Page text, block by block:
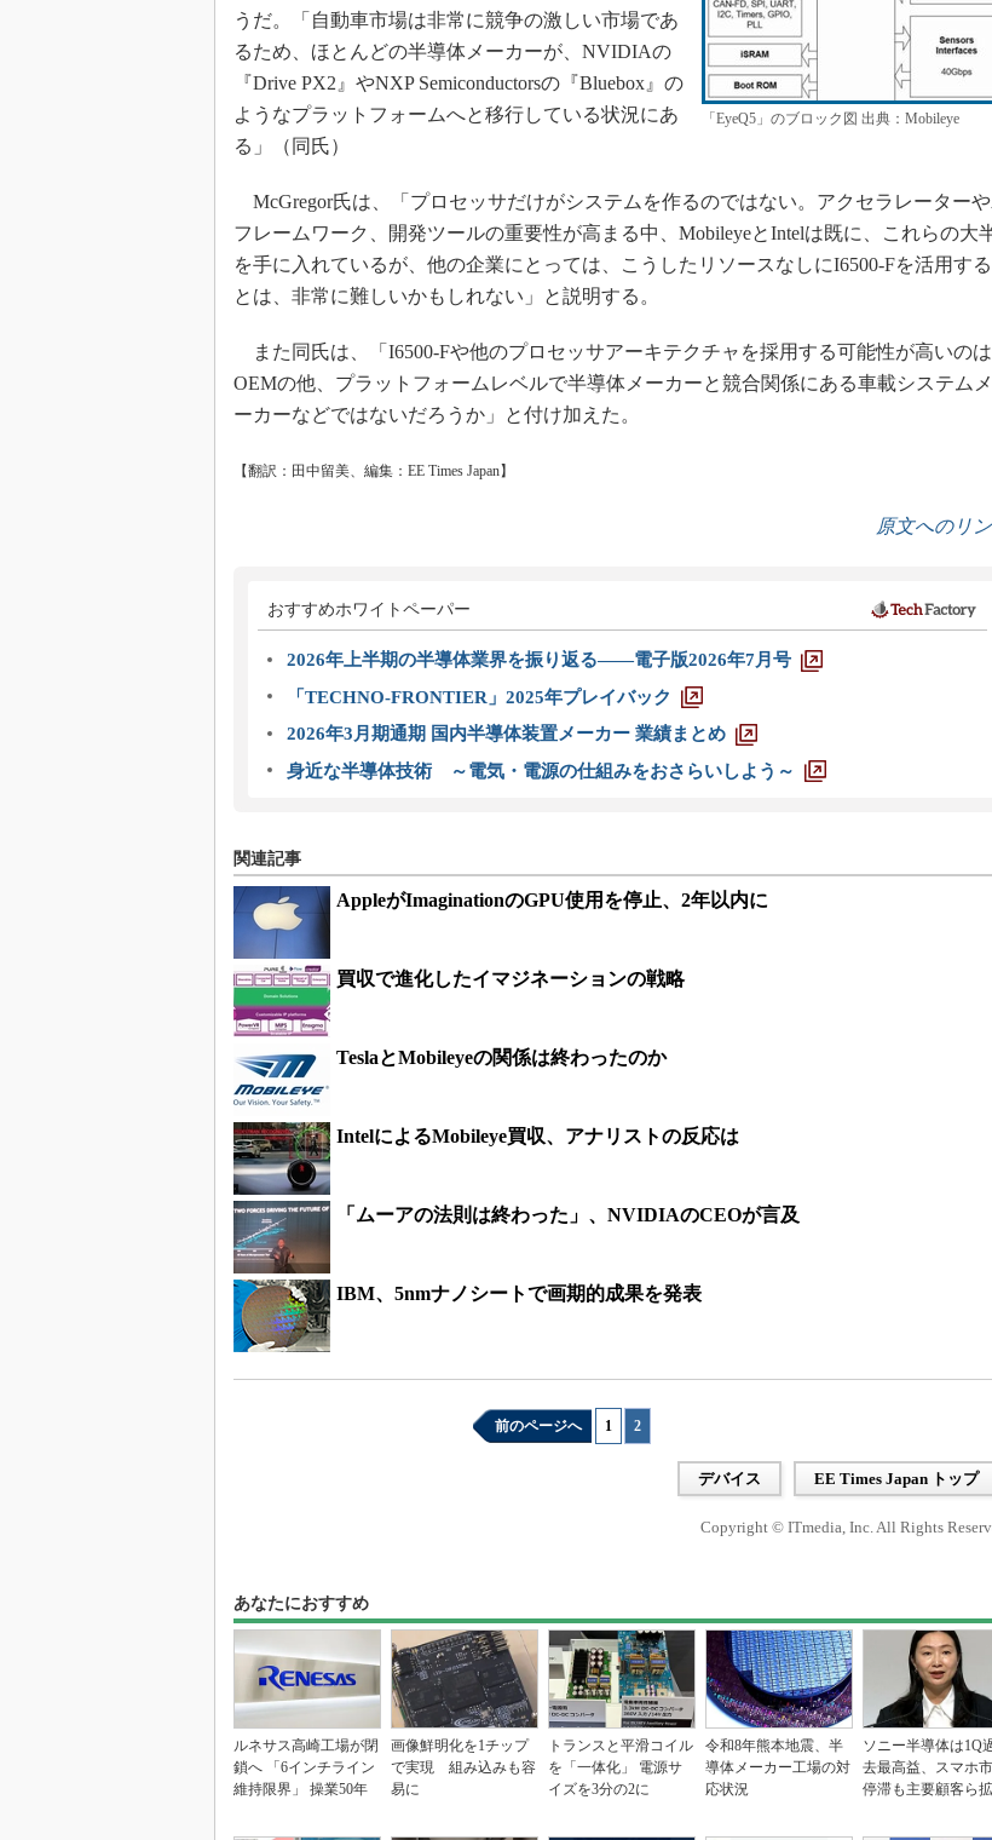
「EyeQ5」のブロック図 出典：Mobileye
うだ。「自動車市場は非常に競争の激しい市場であ
るため、ほとんどの半導体メーカーが、NVIDIAの
『Drive PX2』やNXP Semiconductorsの『Bluebox』の
ようなプラットフォームへと移行している状況にあ
る」（同氏）
McGregor氏は、「プロセッサだけがシステムを作るのではない。アクセラレーター
フレームワーク、開発ツールの重要性が高まる中、MobileyeとIntelは既に、これらの大
を手に入れているが、他の企業にとっては、こうしたリソースなしにI6500-Fを活用する
とは、非常に難しいかもしれない」と説明する。
また同氏は、「I6500-Fや他のプロセッサアーキテクチャを採用する可能性が高いのは
OEMの他、プラットフォームレベルで半導体メーカーと競合関係にある車載システムメ
ーカーなどではないだろうか」と付け加えた。
【翻訳：田中留美、編集：EE Times Japan】
原文へのリ
おすすめホワイトペーパー
2026年上半期の半導体業界を振り返る――電子版2026年7月号
「TECHNO-FRONTIER」2025年プレイバック
2026年3月期通期 国内半導体装置メーカー 業績まとめ
身近な半導体技術 ～電気・電源の仕組みをおさらいしよう～
関連記事
AppleがImaginationのGPU使用を停止、2年以内に
買収で進化したイマジネーションの戦略
TeslaとMobileyeの関係は終わったのか
IntelによるMobileye買収、アナリストの反応は
「ムーアの法則は終わった」、NVIDIAのCEOが言及
IBM、5nmナノシートで画期的成果を発表
前のページへ 1 2
デバイス EE Times Japan トップ
Copyright © ITmedia, Inc. All Rights
あなたにおすすめ
ルネサス高崎工場が閉
鎖へ 「6インチライン
維持限界」 操業50年
画像鮮明化を1チップ
で実現 組み込みも容
易に
トランスと平滑コイル
を「一体化」 電源サ
イズを3分の2に
令和8年熊本地震、半
導体メーカー工場の対
応状況
ソニー半導体は1Q
去最高益、スマホ
停滞も主要顧客ら